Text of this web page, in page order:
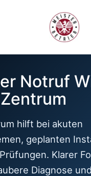
Notruf
hilft bei akuten
geplanten
Klarer
Diagnose und